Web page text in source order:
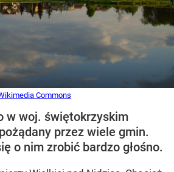
Commons
w woj. świętokrzyskim
przez wiele gmin.
o nim zrobić bardzo głośno.